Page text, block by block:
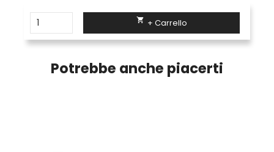
 + Carrello
Potrebbe anche piacerti